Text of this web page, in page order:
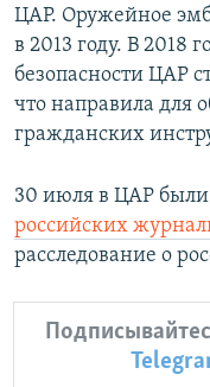
ЦАР. Оружейное
в 2013 году. В 2018
безопасности ЦАР
что направила для
гражданских
30 июля в ЦАР были
российских
расследование о